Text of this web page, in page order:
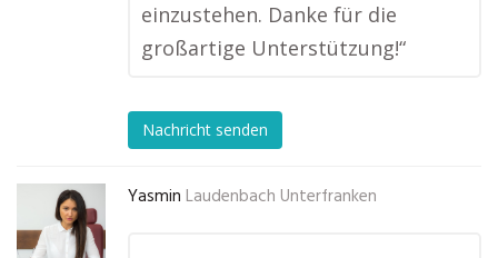
einzustehen. Danke für die
großartige Unterstützung!“
Nachricht senden
Yasmin Laudenbach Unterfranken